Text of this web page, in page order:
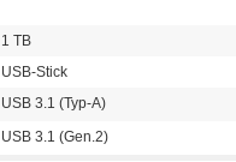
1 TB
USB-Stick
USB 3.1 (Typ-A)
USB 3.1 (Gen.2)